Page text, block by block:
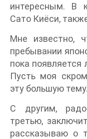
интересным. В
Сато Киёси,
Мне известно,
пребывании
пока появляется
Пусть моя
эту большую тему.
С другим,
третью,
рассказываю о